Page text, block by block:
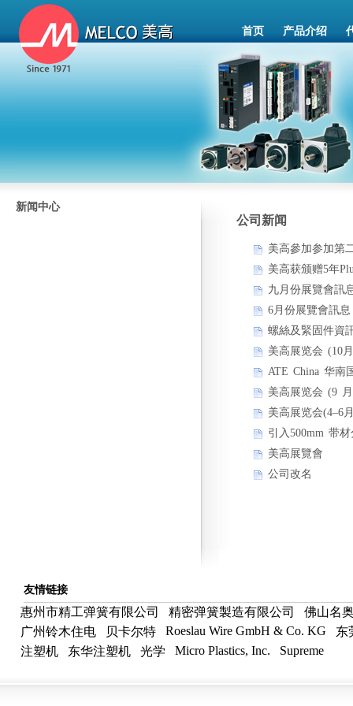
首页 产品介绍
新闻中心
公司新闻
美高參加参加第
美高获颁赠5年
九月份展覽會訊
6月份展覽會訊息
螺絲及緊固件資
美高展览会 (10
ATE China 华南
美高展览会 (9
美高展览会(4–6
引入500mm 带
美高展覽會
公司改名
友情链接
惠州市精工弹簧有限公司 精密弹簧製造有限公司
佛山名
广州铃木住电
贝卡尔特 Roeslau Wire GmbH & Co. KG
东
注塑机
东华注塑机 光学 Micro Plastics, Inc. Supreme